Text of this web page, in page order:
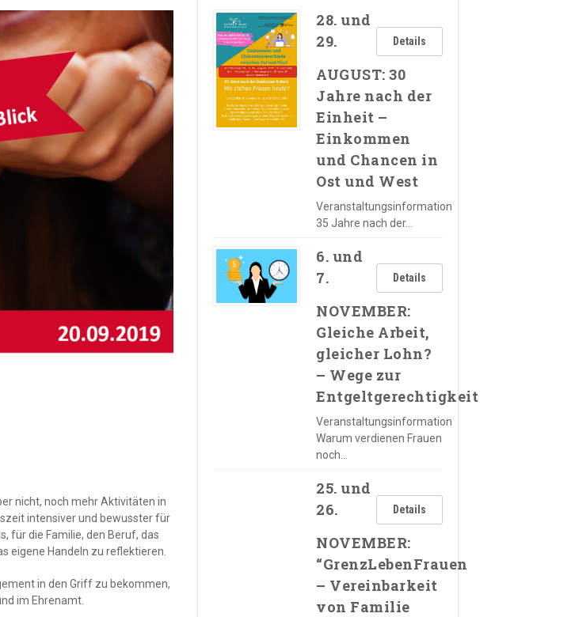
nicht, noch mehr Aktivitäten in
intensiver und bewusster für
für die Familie, den Beruf, das
eigene Handeln zu reflektieren.
in den Griff zu bekommen,
im Ehrenamt.
Details
28. und
29.
AUGUST: 30
Jahre nach der
Einheit –
Einkommen
und Chancen in
Ost und West
Veranstaltungsinformation
35 Jahre nach der…
Details
6. und
7.
NOVEMBER:
Gleiche Arbeit,
gleicher Lohn?
– Wege zur
Entgeltgerechtigkeit
Veranstaltungsinformation
Warum verdienen Frauen
noch…
Details
25. und
26.
NOVEMBER:
“GrenzLebenFrauen
– Vereinbarkeit
von Familie